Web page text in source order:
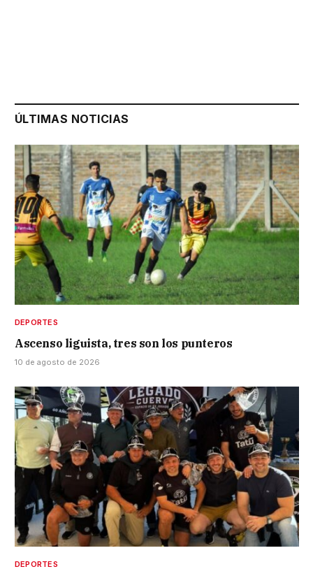
ÚLTIMAS NOTICIAS
DEPORTES
Ascenso liguista, tres son los punteros
10 de agosto de 2026
DEPORTES